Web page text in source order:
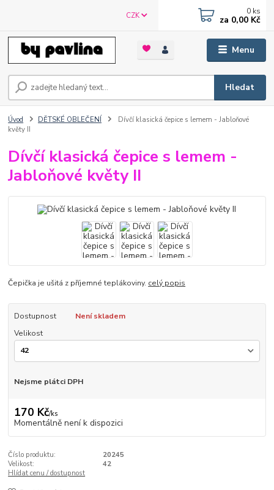
Menu
CZK
Hledat
0 ks
za 0,00 Kč
Úvod DĚTSKÉ OBLEČENÍ
Dívčí klasická čepice s lemem - Jabloňové
květy II
Dívčí klasická čepice s lemem -
Jabloňové květy II
Čepička je ušitá z příjemné teplákoviny. celý popis
Dostupnost
Není skladem
Velikost
Nejsme plátci DPH
170 Kč/ks
Momentálně není k dispozici
Číslo produktu:
20245
Velikost:
42
Hlídat cenu / dostupnost